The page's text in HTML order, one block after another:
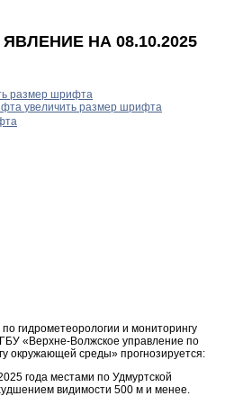
НА 08.10.2025
размер шрифта
увеличить размер шрифта
гидрометеорологии и мониторингу
«Верхне-Волжское управление по
окружающей среды» прогнозируется:
года местами по Удмуртской
видимости 500 м и менее.